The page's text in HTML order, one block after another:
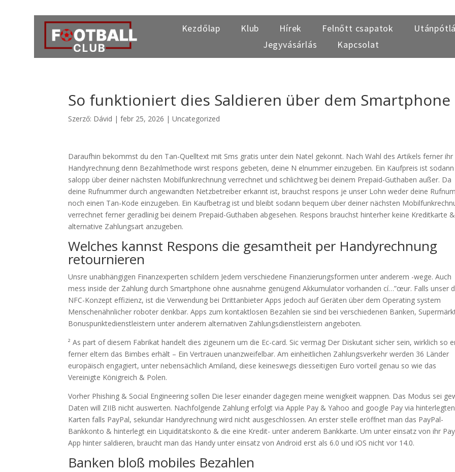
Kezdőlap Klub Hírek Felnőtt csapatok
Jegyvásárlás
Kapcsolat
So funktioniert dies Saldieren über dem Smartphone
Szerző: Dávid |febr 25, 2026 |Uncategorized
Daraufhin bekommst du den Tan-Quelltext mit Sms gratis unter dein Natel gekonnt. Nach Wahl des Artikels ferner ihr
Handyrechnung denn Bezahlmethode wirst respons gebeten, deine N elnummer einzugeben. Ein Kaufpreis ist sodann
salopp über deiner nächsten Mobilfunkrechnung verrechnet und schlichtweg bei deinem Prepaid-Guthaben außer. Da
deine Rufnummer durch angewandten Netzbetreiber erkannt ist, brauchst respons je unser Lohn weder deine
noch einen Tan-Kode einzugeben. Ein Kaufbetrag ist und bleibt sodann bequem über deiner nächsten
verrechnet ferner geradlinig bei deinem Prepaid-Guthaben abgesehen. Respons brauchst hinterher keine Kreditkarte &
alternative Zahlungsart anzugeben.
Welches kannst Respons die gesamtheit per Handyrechnung
retournieren
Unsre unabhängigen Finanzexperten schildern Jedem verschiedene Finanzierungsformen unter anderem -wege. Auch
mess inside der Zahlung durch Smartphone ohne ausnahme genügend Akkumulator vorhanden cí…”œur. Falls unser
NFC-Konzept effizienz, ist die Verwendung bei Drittanbieter Apps jedoch auf Geräten über dem Operating system
Menschenähnlicher roboter denkbar. Apps zum kontaktlosen Bezahlen sie sind bei verschiedenen Banken,
Bonuspunktedienstleistern unter anderem alternativen Zahlungsdienstleistern angeboten.
² As part of diesem Fabrikat handelt dies zigeunern um die Ec-card. Sic vermag Der Diskutant sicher sein, wirklich so
ferner eltern das Bimbes erhält – Ein Vertrauen unanzweifelbar. Am einheitlichen Zahlungsverkehr werden 36 Länder
europäisch engagiert, unter nebensächlich Amiland, diese keineswegs diesseitigen Euro vorteil genau so wie das
Vereinigte Königreich & Polen.
Vorher Phishing & Social Engineering sollen Die leser einander dagegen meine wenigkeit wappnen. Das Modus sei
Daten will ZIIB nicht auswerten. Nachfolgende Zahlung erfolgt via Apple Pay & Yahoo and google Pay via hinterlegten
Karten falls PayPal, sekundär Handyrechnung wird nicht ausgeschlossen. An erster stelle eröffnet man das PayPal-
Bankkonto & hinterlegt ein Liquiditätskonto & die eine Kredit- unter anderem Bankkarte. Um unter einsatz von ihr
App hinter saldieren, braucht man das Handy unter einsatz von Android erst als 6.0 und iOS nicht vor 14.0.
Banken bloß mobiles Bezahlen